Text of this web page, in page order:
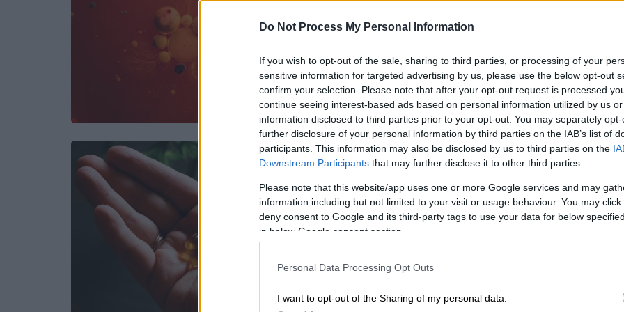
Do Not Process My Personal Information
If you wish to opt-out of the sale, sharing to third parties, or processing of your
sensitive information for targeted advertising by us, please use the below opt-out
confirm your selection. Please note that after your opt-out request is processed
continue seeing interest-based ads based on personal information utilized by us
information disclosed to third parties prior to your opt-out. You may separately
further disclosure of your personal information by third parties on the IAB’s list of
participants. This information may also be disclosed by us to third parties on the
Downstream Participants that may further disclose it to other third parties.
Please note that this website/app uses one or more Google services and may
information including but not limited to your visit or usage behaviour. You may
deny consent to Google and its third-party tags to use your data for below
in below Google consent section.
Personal Data Processing Opt Outs
I want to opt-out of the Sharing of my personal data.
βιταμίνη D προωθεί την αύξηση ενός
είδους βακτηρίων στο έντερο των
ποντικιών, το οποίο βελτιώνει την
ανοσία κατά του καρκίνου
Υγεία 01.03.2023 22:51
Πώς η βιταμίνη D μπορεί να
μειώσει τον κίνδυνο άνοιας - Τι
δείχνει νέα μεγάλη έρευνα
Σε ποιο φύλο έχει πιο θετικά
αποτελέσματα η βιταμίνη D